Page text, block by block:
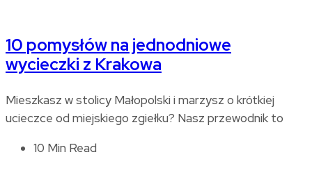
10 pomysłów na jednodniowe
wycieczki z Krakowa
Mieszkasz w stolicy Małopolski i marzysz o krótkiej
ucieczce od miejskiego zgiełku? Nasz przewodnik to
10 Min Read